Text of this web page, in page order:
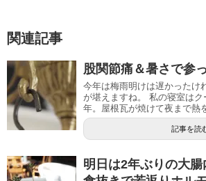
関連記事
股関節痛＆暑さで参
今年は梅雨明けは遅かったけ
が堪えますね。 私の寝室は
年。屋根瓦が焼けて夜まで熱
記事を読
明日は2年ぶりの大